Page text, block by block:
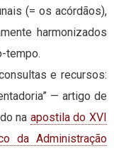
(= os acórdãos),
harmonizados
tempo.
e recursos:
— artigo de
na apostila do XVI
da Administração